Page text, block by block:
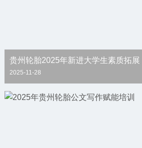
贵州轮胎2025年新进大学生素质拓展
2025-11-28